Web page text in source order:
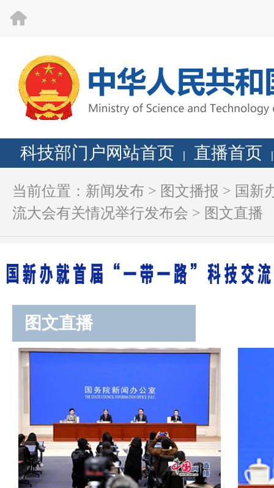
科技部门户网站首页 | 直播首页 |
当前位置： 新闻发布 > 图文播报 > 国新
流大会有关情况举行发布会 > 图文直播
图文直播